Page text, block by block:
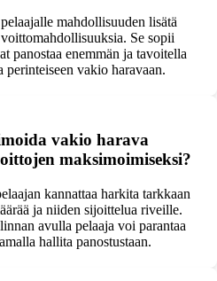
mahdollisuuden lisätä
Se sopii
panostaa enemmän ja tavoitella
vakio haravaan.
vakio harava
maksimoimiseksi?
kannattaa harkita tarkkaan
ja niiden sijoittelua riveille.
avulla pelaaja voi parantaa
hallita panostustaan.